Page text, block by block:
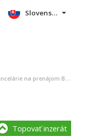
Slovensky
na prenájom Bratislava - Lamač
Topovať inzerát